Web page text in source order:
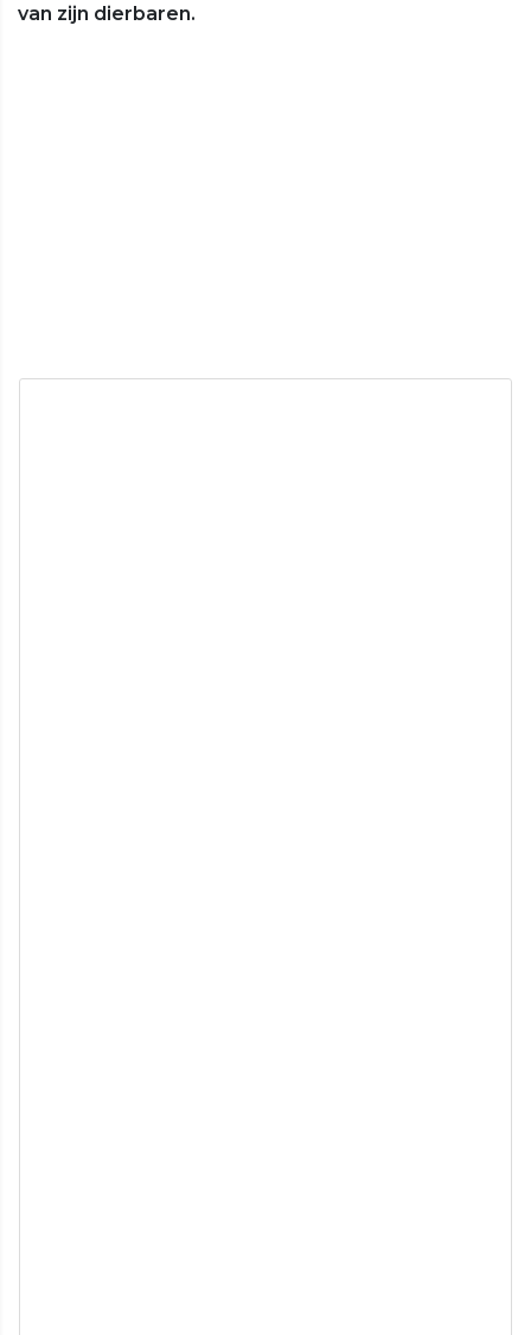
van zijn dierbaren.